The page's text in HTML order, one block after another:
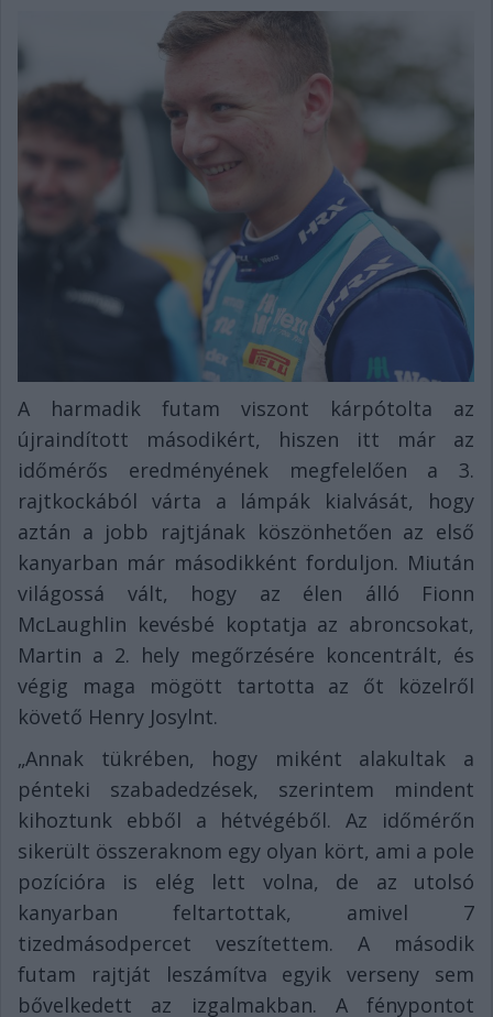
A harmadik futam viszont kárpótolta az
újraindított másodikért, hiszen itt már az
időmérős eredményének megfelelően a 3.
rajtkockából várta a lámpák kialvását, hogy
aztán a jobb rajtjának köszönhetően az első
kanyarban már másodikként forduljon. Miután
világossá vált, hogy az élen álló Fionn
McLaughlin kevésbé koptatja az abroncsokat,
Martin a 2. hely megőrzésére koncentrált, és
végig maga mögött tartotta az őt közelről
követő Henry Josylnt.
„Annak tükrében, hogy miként alakultak a
pénteki szabadedzések, szerintem mindent
kihoztunk ebből a hétvégéből. Az időmérőn
sikerült összeraknom egy olyan kört, ami a pole
pozícióra is elég lett volna, de az utolsó
kanyarban feltartottak, amivel 7
tizedmásodpercet veszítettem. A második
futam rajtját leszámítva egyik verseny sem
bővelkedett az izgalmakban. A fénypontot